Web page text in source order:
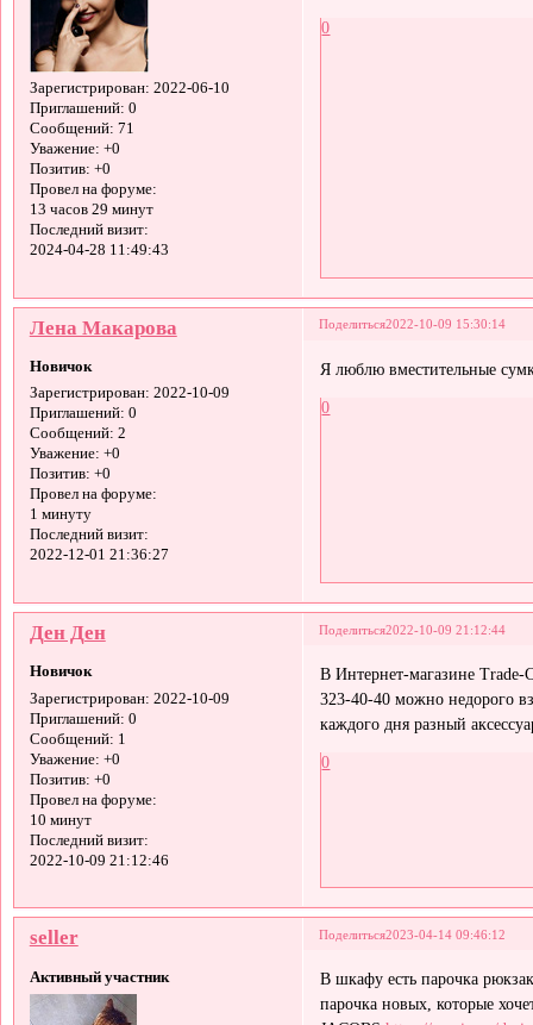
Зарегистрирован: 2022-06-10
Приглашений: 0
Сообщений: 71
Уважение: +0
Позитив: +0
Провел на форуме:
13 часов 29 минут
Последний визит:
2024-04-28 11:49:43
0
Поделиться2022-10-09 15:30:14
Лена Макарова
Новичок
Зарегистрирован: 2022-10-09
Приглашений: 0
Сообщений: 2
Уважение: +0
Позитив: +0
Провел на форуме:
1 минуту
Последний визит:
2022-12-01 21:36:27
Я люблю вместительные
0
Поделиться2022-10-09 21:12:44
Ден Ден
Новичок
Зарегистрирован: 2022-10-09
Приглашений: 0
Сообщений: 1
Уважение: +0
Позитив: +0
Провел на форуме:
10 минут
Последний визит:
2022-10-09 21:12:46
В Интернет-магазине
323-40-40 можно недорого
каждого дня разный
0
Поделиться2023-04-14 09:46:12
seller
Активный участник
В шкафу есть парочка
парочка новых, которые